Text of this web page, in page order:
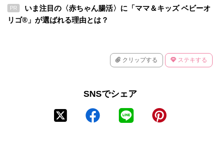
PR
いま注目の〈赤ちゃん腸活〉に「ママ＆キッズ ベビーオ
リゴ®」が選ばれる理由とは？
クリップする ステキする
SNSでシェア